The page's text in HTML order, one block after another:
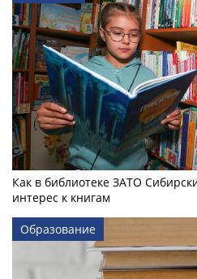
Как в библиотеке ЗАТО
интерес к книгам
Образование